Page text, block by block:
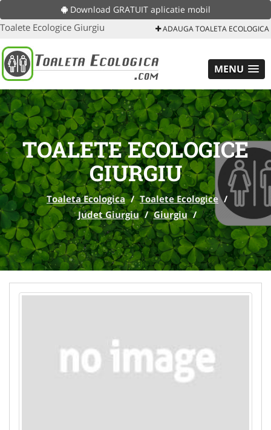
Download GRATUIT aplicatie mobil
Toalete Ecologice Giurgiu ADAUGA TOALETA ECOLOGICA
MENU
TOALETE ECOLOGICE
GIURGIU
Toaleta Ecologica / Toalete Ecologice /
Judet Giurgiu / Giurgiu /